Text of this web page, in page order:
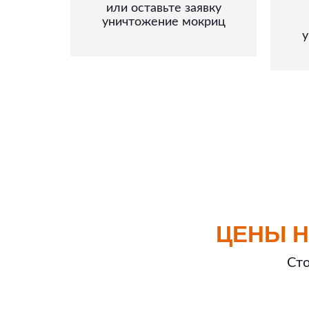
или оставьте заявку
уничтожение мокриц
ЦЕНЫ